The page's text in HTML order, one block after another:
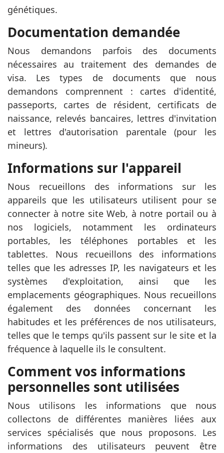
génétiques.
Documentation demandée
Nous demandons parfois des documents
nécessaires au traitement des demandes de
visa. Les types de documents que nous
demandons comprennent : cartes d'identité,
passeports, cartes de résident, certificats de
naissance, relevés bancaires, lettres d'invitation
et lettres d'autorisation parentale (pour les
mineurs).
Informations sur l'appareil
Nous recueillons des informations sur les
appareils que les utilisateurs utilisent pour se
connecter à notre site Web, à notre portail ou à
nos logiciels, notamment les ordinateurs
portables, les téléphones portables et les
tablettes. Nous recueillons des informations
telles que les adresses IP, les navigateurs et les
systèmes d'exploitation, ainsi que les
emplacements géographiques. Nous recueillons
également des données concernant les
habitudes et les préférences de nos utilisateurs,
telles que le temps qu'ils passent sur le site et la
fréquence à laquelle ils le consultent.
Comment vos informations
personnelles sont utilisées
Nous utilisons les informations que nous
collectons de différentes manières liées aux
services spécialisés que nous proposons. Les
informations des utilisateurs peuvent être